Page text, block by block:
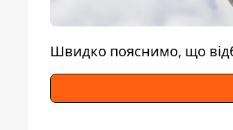
Швидко пояснимо, що